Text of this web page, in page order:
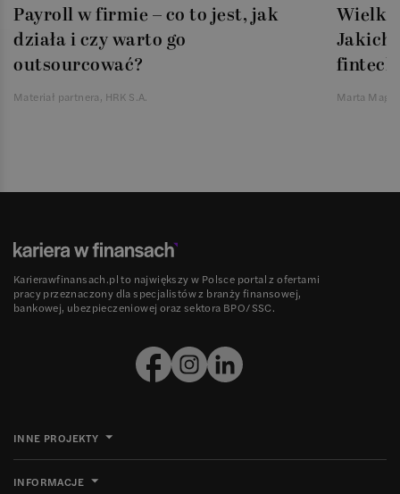
Payroll w firmie – co to jest, jak
działa i czy warto go
outsourcować?
Materiał partnera, HRK S.A.
Jakich
Marta
Karierawfinansach.pl to największy w Polsce portal z ofertami
pracy przeznaczony dla specjalistów z branży finansowej,
bankowej, ubezpieczeniowej oraz sektora BPO/SSC.
INNE PROJEKTY
INFORMACJE